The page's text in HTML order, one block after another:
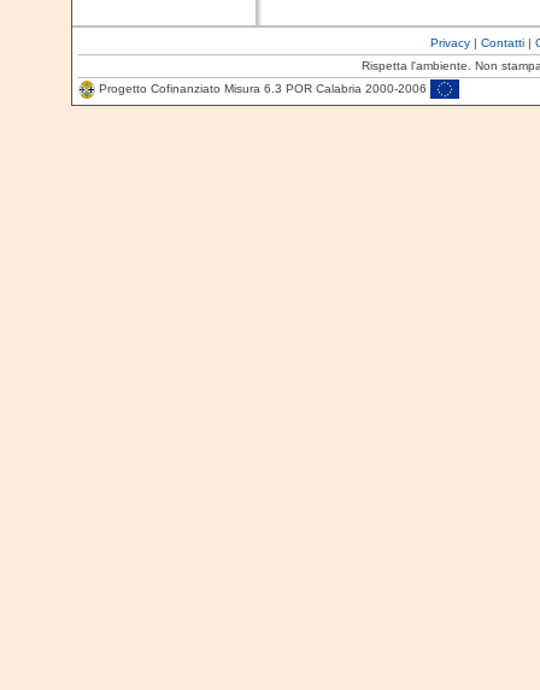
Privacy| Contatti|
Rispetta l'ambiente. Non
Progetto Cofinanziato Misura 6.3 POR Calabria 2000-2006